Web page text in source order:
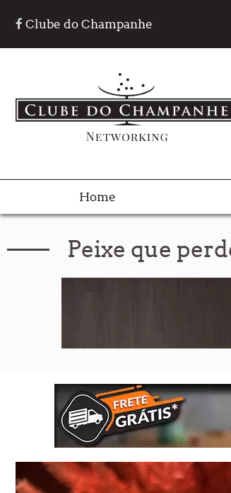
Clube do Champanhe
Home
Peixe que